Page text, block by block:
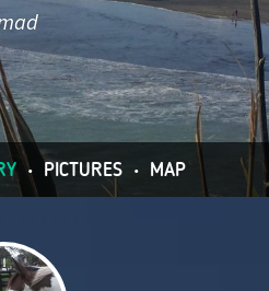
• PICTURES • MAP